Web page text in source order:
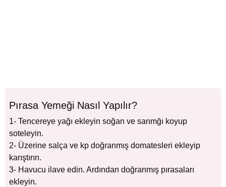
Pırasa Yemeği Nasıl Yapılır?
1- Tencereye yağı ekleyin soğan ve sarımğı koyup
soteleyin.
2- Üzerine salça ve kp doğranmış domatesleri ekleyip
karıştırın.
3- Havucu ilave edin. Ardından doğranmış pırasaları
ekleyin.